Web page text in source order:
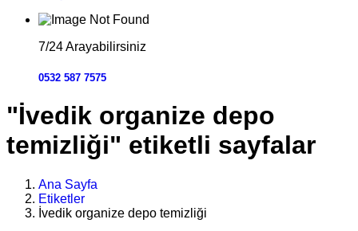
7/24 Arayabilirsiniz
0532 587 7575
"İvedik organize depo
temizliği" etiketli sayfalar
Ana Sayfa
Etiketler
İvedik organize depo temizliği